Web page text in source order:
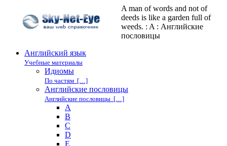
A man of words and not of
deeds is like a garden full of
weeds. : A : Английские
пословицы
Английский язык
Учебные материалы
Идиомы
По частям […]
Английские пословицы
Английские пословицы […]
A
B
C
D
E